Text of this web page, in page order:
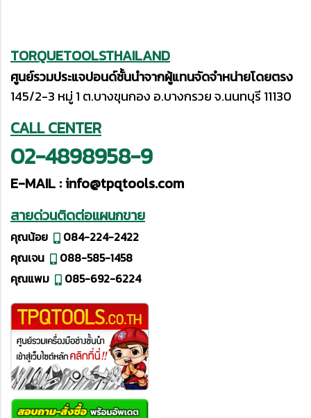
TORQUETOOLSTHAILAND
ศูนย์รวมประแจปอนด์ชั้นนำจากผู้แทนจัดจำหน่ายโดยตรง
145/2-3 หมู่ 1 ต.บางขุนกอง อ.บางกรวย จ.นนทบุรี 11130
CALL CENTER
02-4898958-9
E-MAIL :info@tpqtools.com
สายด่วนติดต่อแผนกขาย
คุณน้อย
084-224-2422
คุณเจน
088-585-1458
คุณแพม
085-692-6224